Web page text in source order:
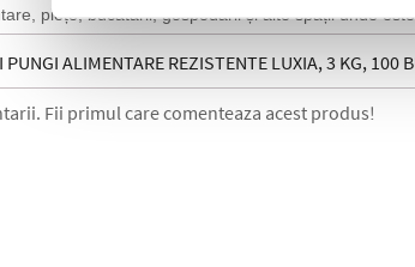
piețe, bucătării, gospodării și alte spații unde
PUNGI ALIMENTARE REZISTENTE LUXIA, 3 KG, 100
Fii primul care comenteaza acest produs!